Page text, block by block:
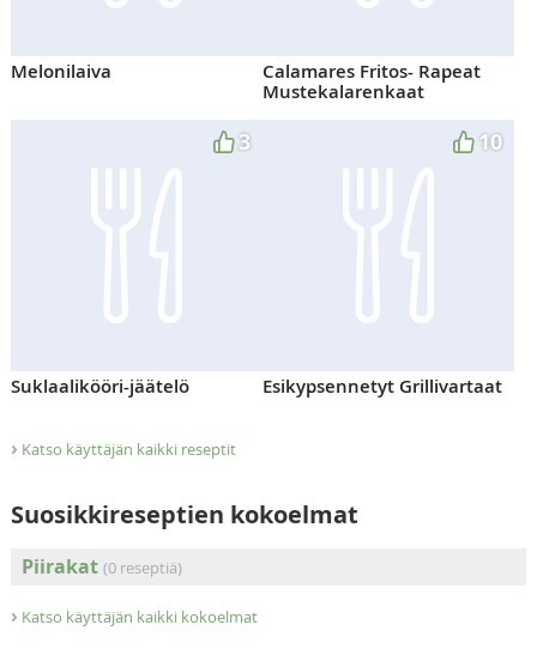
Melonilaiva
Calamares Fritos- Rapeat
Mustekalarenkaat
3
Suklaalikööri-jäätelö
10
Esikypsennetyt Grillivartaat
› Katso käyttäjän kaikki reseptit
Suosikkireseptien kokoelmat
Piirakat (0 reseptiä)
› Katso käyttäjän kaikki kokoelmat